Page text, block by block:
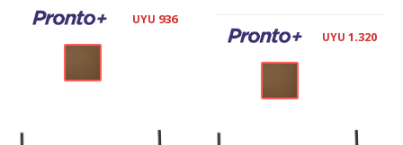
UYU 936
UYU 1.320